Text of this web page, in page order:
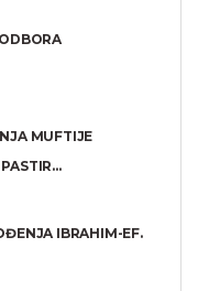
MUFTIJE
IBRAHIM-EF.